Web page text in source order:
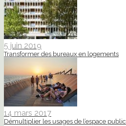
5 juin 2019
Transformer des bureaux en logements
14 mars 2017
Démultiplier les usages de l’espace public